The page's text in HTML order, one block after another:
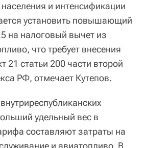
и интенсификации
установить повышающий
на налоговый вычет из
что требует внесения
21 статьи 200 части второй
РФ, отмечает Кутепов.
удельный вес в
составляют затраты на
и авиатопливо. В